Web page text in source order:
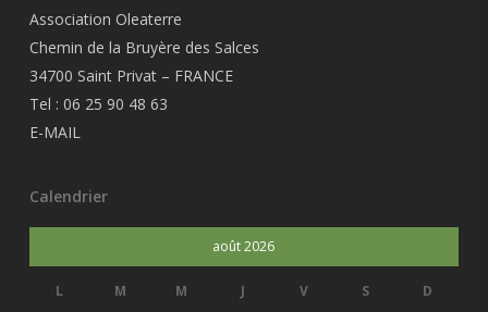
Association Oleaterre
Chemin de la Bruyère des Salces
34700 Saint Privat – FRANCE
Tel : 06 25 90 48 63
E-MAIL
Calendrier
août 2026
L M M J V S D